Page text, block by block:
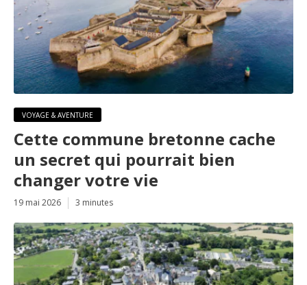
VOYAGE & AVENTURE
Cette commune bretonne cache
un secret qui pourrait bien
changer votre vie
19 mai 2026 3 minutes